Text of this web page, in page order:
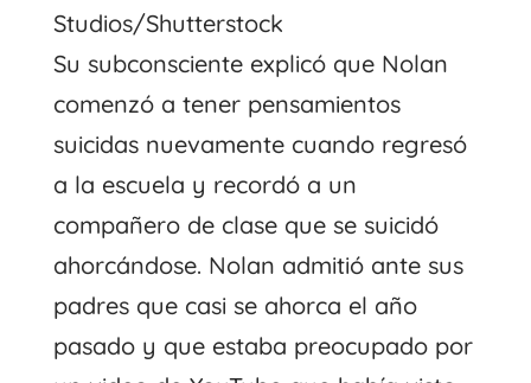
Studios/Shutterstock
Su subconsciente explicó que Nolan
comenzó a tener pensamientos
suicidas nuevamente cuando regresó
a la escuela y recordó a un
compañero de clase que se suicidó
ahorcándose. Nolan admitió ante sus
padres que casi se ahorca el año
pasado y que estaba preocupado por